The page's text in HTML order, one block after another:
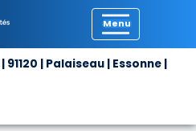
| 91120 | Palaiseau | Essonne |